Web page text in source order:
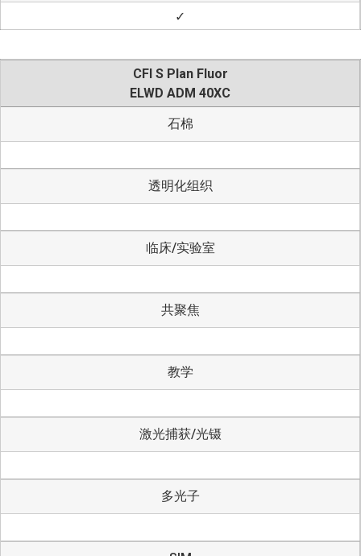
✓
CFI S Plan Fluor
ELWD ADM 40XC
石棉
透明化组织
临床/实验室
共聚焦
教学
激光捕获/光镊
多光子